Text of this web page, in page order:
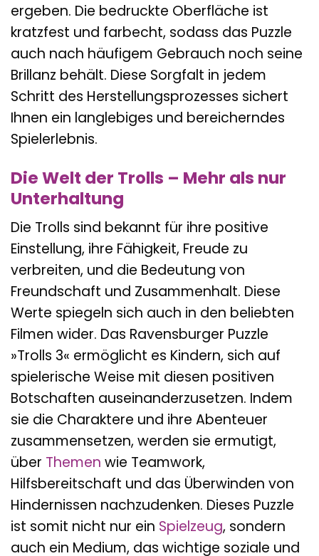
ergeben. Die bedruckte Oberfläche ist
kratzfest und farbecht, sodass das Puzzle
auch nach häufigem Gebrauch noch seine
Brillanz behält. Diese Sorgfalt in jedem
Schritt des Herstellungsprozesses sichert
Ihnen ein langlebiges und bereicherndes
Spielerlebnis.
Die Welt der Trolls – Mehr als nur
Unterhaltung
Die Trolls sind bekannt für ihre positive
Einstellung, ihre Fähigkeit, Freude zu
verbreiten, und die Bedeutung von
Freundschaft und Zusammenhalt. Diese
Werte spiegeln sich auch in den beliebten
Filmen wider. Das Ravensburger Puzzle
»Trolls 3« ermöglicht es Kindern, sich auf
spielerische Weise mit diesen positiven
Botschaften auseinanderzusetzen. Indem
sie die Charaktere und ihre Abenteuer
zusammensetzen, werden sie ermutigt,
über Themen wie Teamwork,
Hilfsbereitschaft und das Überwinden von
Hindernissen nachzudenken. Dieses Puzzle
ist somit nicht nur ein Spielzeug, sondern
auch ein Medium, das wichtige soziale und